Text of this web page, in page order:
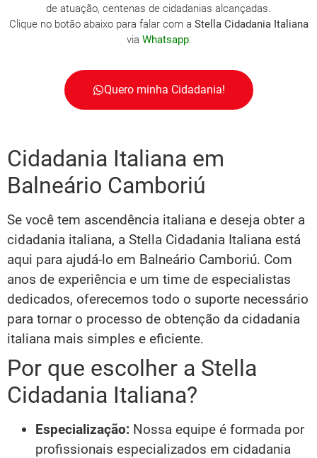
de atuação, centenas de cidadanias alcançadas.
Clique no botão abaixo para falar com a Stella Cidadania Italiana
via Whatsapp:
Quero minha Cidadania!
Cidadania Italiana em
Balneário Camboriú
Se você tem ascendência italiana e deseja obter a
cidadania italiana, a Stella Cidadania Italiana está
aqui para ajudá-lo em Balneário Camboriú. Com
anos de experiência e um time de especialistas
dedicados, oferecemos todo o suporte necessário
para tornar o processo de obtenção da cidadania
italiana mais simples e eficiente.
Por que escolher a Stella
Cidadania Italiana?
Especialização: Nossa equipe é formada por
profissionais especializados em cidadania